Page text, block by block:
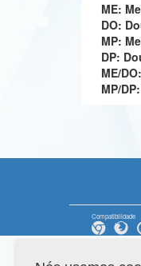
ME:
MP:
DP:
ME/
MP/
Compatibilidade